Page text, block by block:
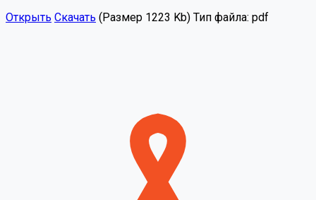
Открыть Скачать (Размер 1223 Kb) Тип файла: pdf